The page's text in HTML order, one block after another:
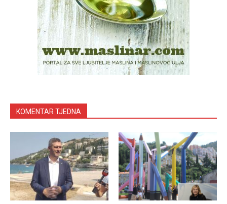
KOMENTAR TJEDNA